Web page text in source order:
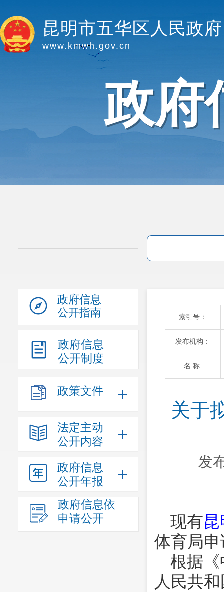
昆明市五华区人民政府
www.kmwh.gov.cn
政府
政府信息
公开指南
政府信息
公开制度
政策文件
法定主动
公开内容
政府信息
公开年报
政府信息依
申请公开
索引号：
发布机构：
名 称:
关于
发
现有
体育局
根据
人民共